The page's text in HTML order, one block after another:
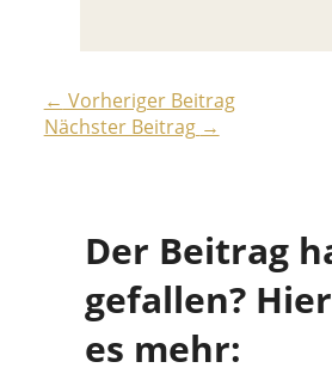
← Vorheriger Beitrag
Nächster Beitrag →
Der Beitrag
gefallen?
es mehr: